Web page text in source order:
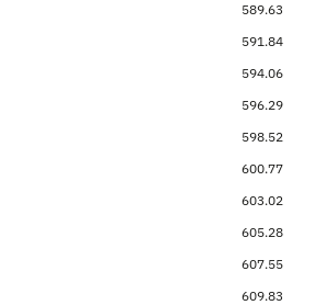
589.63
591.84
594.06
596.29
598.52
600.77
603.02
605.28
607.55
609.83